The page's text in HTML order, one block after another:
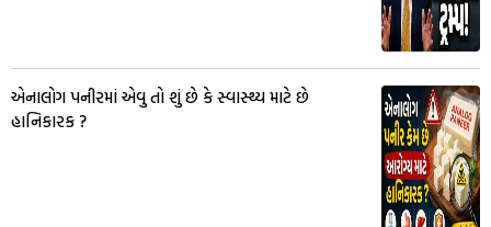
એનાલોગ પનીરમાં એવુ તો શું છે કે સ્વાસ્થ્ય માટે છે
હાનિકારક ?